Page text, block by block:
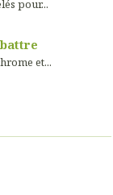
pour...
et...